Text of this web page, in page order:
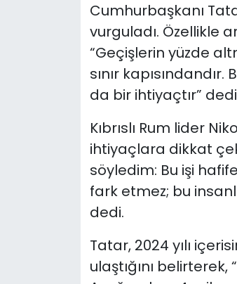
Cumhurbaşkanı
vurguladı. Özellikle
“Geçişlerin yüzde
sınır
da bir ihtiyaçtır”
Kıbrıslı Rum lider
ihtiyaçlara dikkat
söyledim: Bu işi
fark etmez; bu
dedi.
Tatar, 2024 yılı
ulaştığını